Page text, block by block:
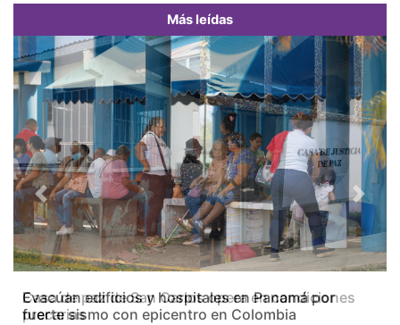
Más leídas
Casa de paz de San Carlos opera en condiciones
precarias
Previous Next